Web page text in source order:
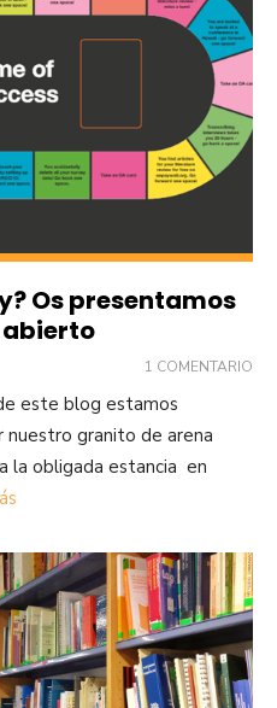
Os presentamos
abierto
1 COMENTARIO
este blog estamos
granito de arena
la obligada estancia en